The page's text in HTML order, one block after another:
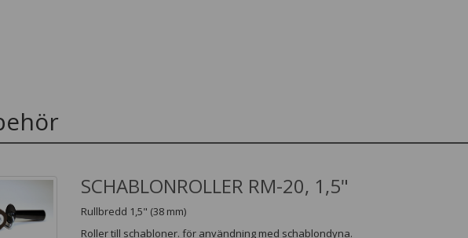
SCHABLONROLLER RM-20, 1,5"
Rullbredd 1,5" (38 mm)
Roller till schabloner. för användning med schablondyna.